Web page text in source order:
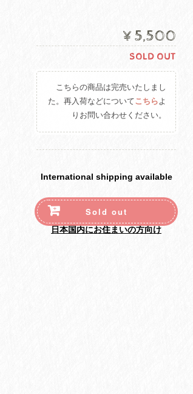
¥5,500
SOLD OUT
こちらの商品は完売いたしまし
た。再入荷などについてこちらよ
りお問い合わせください。
International shipping available
Sold out
日本国内にお住まいの方向け